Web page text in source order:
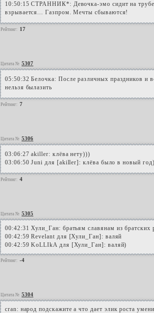
10:50:15 СТРАННИК*: Девочка-эмо сидит на
взрывается... Газпром. Мечты сбываются!
Рейтинг: 17
Цитата № 5307
05:50:32 Белочка: После различных праздников и
нельзя былазить
Рейтинг: 7
Цитата № 5306
03:06:27 akiller: клёва нету)))
03:06:50 Juni для [akiller]: клёва было в новый
Рейтинг: 4
Цитата № 5305
00:42:31 Хули_Ган: братьям славянам из братских
00:42:59 Revelant для [Хули_Ган]: валяй
00:42:59 KoLLIkA для [Хули_Ган]: валяй)
Рейтинг: -4
Цитата № 5304
cran: народ подскажите а что дает элик роста